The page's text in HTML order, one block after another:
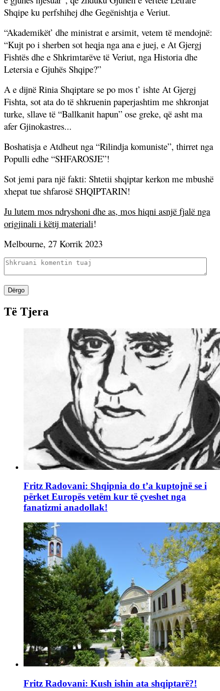
Shqipe ku perfshihej dhe Gegënishtja e Veriut.
“Akademikët’ dhe ministrat e arsimit, vetem të mendojnë:
“Kujt po i sherben sot heqja nga ana e juej, e At Gjergj
Fishtës dhe e Shkrimtarëve të Veriut, nga Historia dhe
Letersia e Gjuhës Shqipe?”
A e dijnë Rinia Shqiptare se po mos t’ ishte At Gjergj
Fishta, sot ata do të shkruenin paperjashtim me shkronjat
turke, sllave të “Ballkanit hapun” ose greke, që asht ma
afer Gjinokastres...
Boshatisja e Atdheut nga “Rilindja komuniste”, thirret nga
Populli edhe “SHFAROSJE”!
Sot jemi para një fakti: Shtetii shqiptar kerkon me mbushë
xhepat tue shfarosë SHQIPTARIN!
Ju lutem mos ndryshoni dhe as, mos hiqni asnjë fjalë nga
origjinali i këtij materiali!
Melbourne, 27 Korrik 2023
Dërgo
Të Tjera
Fritz Radovani: Shqipnia do t’a kuptojnë se i
përket Europës vetëm kur të çveshet nga
fanatizmi anadollak!
Fritz Radovani: Kush ishin ata shqiptarë?!